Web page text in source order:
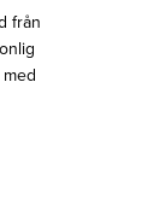
från